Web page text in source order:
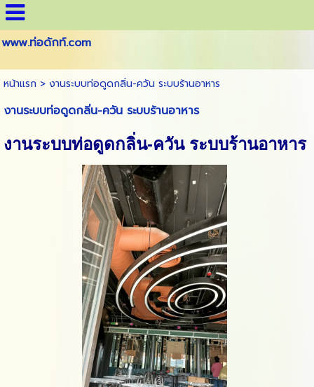
www.ท่อดักท์.com
หน้าแรก> งานระบบท่อดูดกลิ่น-ควัน ระบบร้านอาหาร
งานระบบท่อดูดกลิ่น-ควัน ระบบร้านอาหาร
งานระบบท่อดูดกลิ่น-ควัน ระบบร้านอาหาร